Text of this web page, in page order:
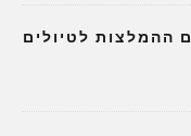
ההמלצות לטיולים